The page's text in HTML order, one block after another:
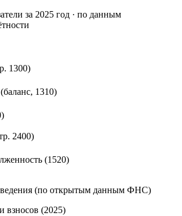
за 2025 год · по данным
1300)
1310)
2400)
(1520)
(по открытым данным ФНС)
взносов (2025)